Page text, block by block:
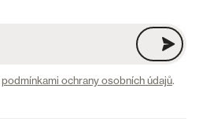
podmínkami ochrany osobních údajů.